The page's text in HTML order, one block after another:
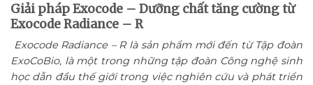
Giải pháp Exocode – Dưỡng chất tăng cường từ
Exocode Radiance – R
Exocode Radiance – R là sản phẩm mới đến từ Tập đoàn
ExoCoBio, là một trong những tập đoàn Công nghệ sinh
học dẫn đầu thế giới trong việc nghiên cứu và phát triển